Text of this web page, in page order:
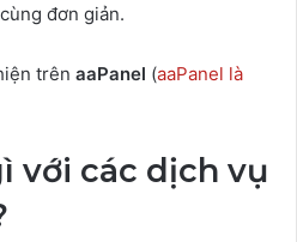
đơn giản.
trên aaPanel (aaPanel là
với các dịch vụ